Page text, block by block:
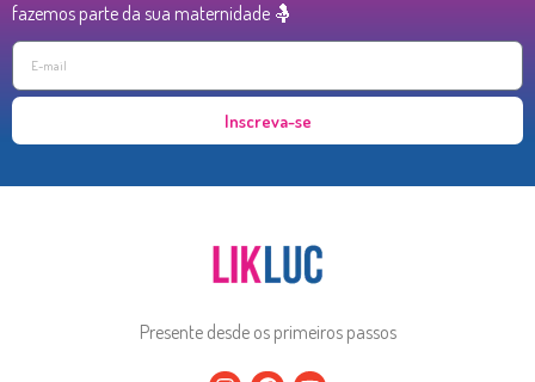
fazemos parte da sua maternidade 🤱
Inscreva-se
Presente desde os primeiros passos